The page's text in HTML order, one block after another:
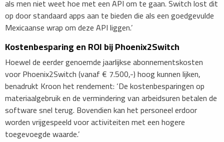
als men niet weet hoe met een API om te gaan. Switch lost dit
op door standaard apps aan te bieden die als een goedgevulde
Mexicaanse wrap om deze API liggen.’
Kostenbesparing en ROI bij Phoenix2Switch
Hoewel de eerder genoemde jaarlijkse abonnementskosten
voor Phoenix2Switch (vanaf € 7.500,-) hoog kunnen lijken,
benadrukt Kroon het rendement: ‘De kostenbesparingen op
materiaalgebruik en de vermindering van arbeidsuren betalen de
software snel terug. Bovendien kan het personeel erdoor
worden vrijgespeeld voor activiteiten met een hogere
toegevoegde waarde.’